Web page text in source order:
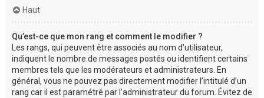
Haut
Qu’est-ce que mon rang et comment le modifier ?
Les rangs, qui peuvent être associés au nom d’utilisateur,
indiquent le nombre de messages postés ou identifient certains
membres tels que les modérateurs et administrateurs. En
général, vous ne pouvez pas directement modifier l’intitulé d’un
rang car il est paramétré par l’administrateur du forum. Évitez de